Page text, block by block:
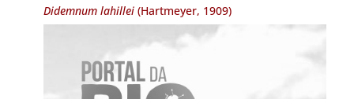
Didemnum lahillei(Hartmeyer, 1909)